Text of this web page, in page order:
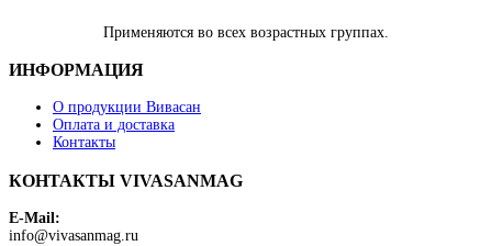
Применяются во всех возрастных группах.
ИНФОРМАЦИЯ
О продукции Вивасан
Оплата и доставка
Контакты
КОНТАКТЫ VIVASANMAG
E-Mail:
info@vivasanmag.ru